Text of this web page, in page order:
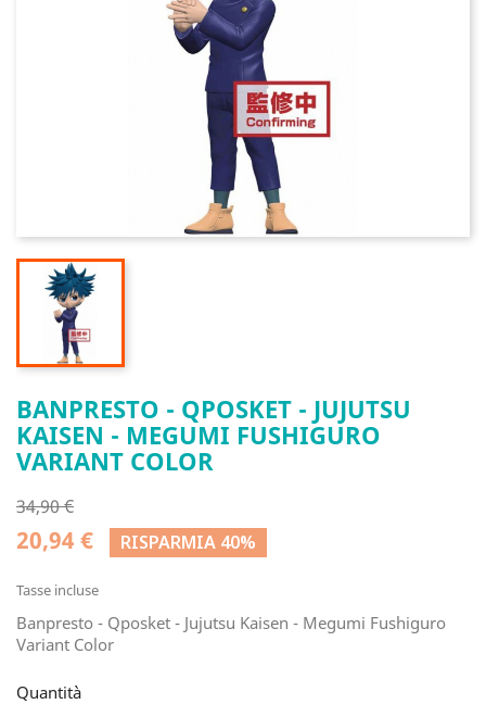
BANPRESTO - QPOSKET - JUJUTSU
KAISEN - MEGUMI FUSHIGURO
VARIANT COLOR
34,90 €
20,94 € RISPARMIA 40%
Tasse incluse
Banpresto - Qposket - Jujutsu Kaisen - Megumi Fushiguro
Variant Color
Quantità